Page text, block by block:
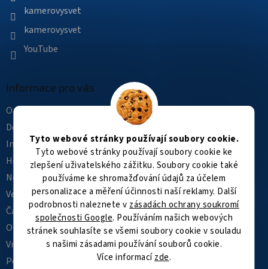
Tyto webové stránky používají soubory cookie.
Tyto webové stránky používají soubory cookie ke
zlepšení uživatelského zážitku. Soubory cookie také
používáme ke shromažďování údajů za účelem
personalizace a měření účinnosti naší reklamy. Další
podrobnosti naleznete v zásadách ochrany soukromí
společnosti Google. Používáním našich webových
stránek souhlasíte se všemi soubory cookie v souladu
s našimi zásadami používání souborů cookie.
Více informacízde.
kamerovysvet
kamerovysvet
YouTube
Informace pro vás
O nás
Doprava a platba
Instalace
Hodnocení obchodu
Novinky
Velkoobchod
Často kladené dotazy
Obchodní podmínky
Vrácení zboží a reklamace
Podmínky ochrany osobních údajů